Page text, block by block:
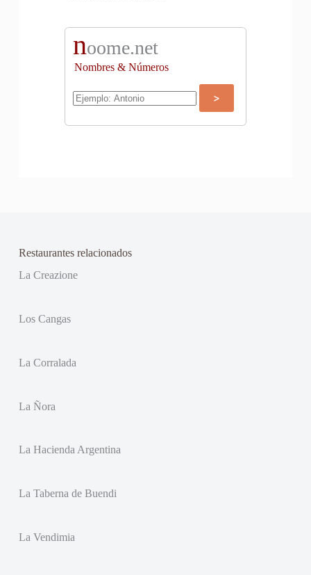
noome.net
Nombres & Números
Restaurantes relacionados
La Creazione
Los Cangas
La Corralada
La Ñora
La Hacienda Argentina
La Taberna de Buendi
La Vendimia